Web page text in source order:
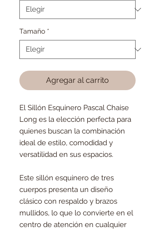
Tamaño *
Agregar al carrito
El Sillón Esquinero Pascal Chaise
Long es la elección perfecta para
quienes buscan la combinación
ideal de estilo, comodidad y
versatilidad en sus espacios.
Este sillón esquinero de tres
cuerpos presenta un diseño
clásico con respaldo y brazos
mullidos, lo que lo convierte en el
centro de atención en cualquier